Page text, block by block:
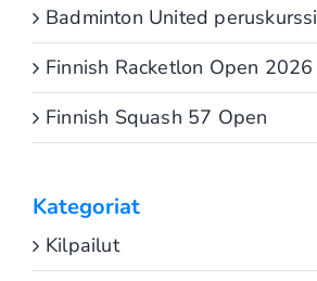
Badminton United peruskurssi
Finnish Racketlon Open 2026
Finnish Squash 57 Open
Kategoriat
Kilpailut